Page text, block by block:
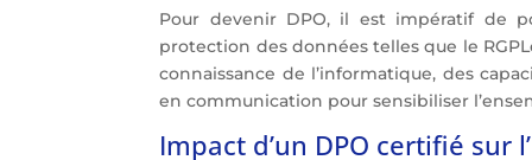
Pour devenir DPO, il est impératif de
protection des données telles que le
connaissance de l’informatique, des
en communication pour sensibiliser
Impact d’un DPO certifié sur